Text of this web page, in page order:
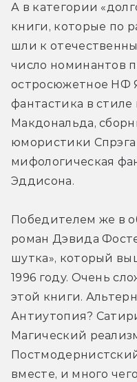
А в категории
книги, которые по
шли к
число номинантов
остросюжетное НФ
фантастика в
Макдональда,
юмористики Спрэга
мифологическая
Эддисона.
Победителем же в
роман Дэвида
шутка», который
1996 году. Очень
этой книги.
Антиутопия?
Магический
вместе, и много